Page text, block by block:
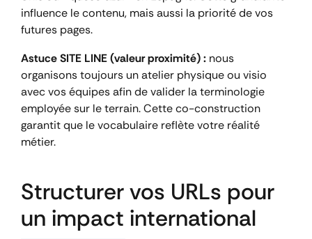
influence le contenu, mais aussi la priorité de vos
futures pages.
Astuce SITE LINE (valeur proximité) : nous
organisons toujours un atelier physique ou visio
avec vos équipes afin de valider la terminologie
employée sur le terrain. Cette co-construction
garantit que le vocabulaire reflète votre réalité
métier.
Structurer vos URLs pour
un impact international